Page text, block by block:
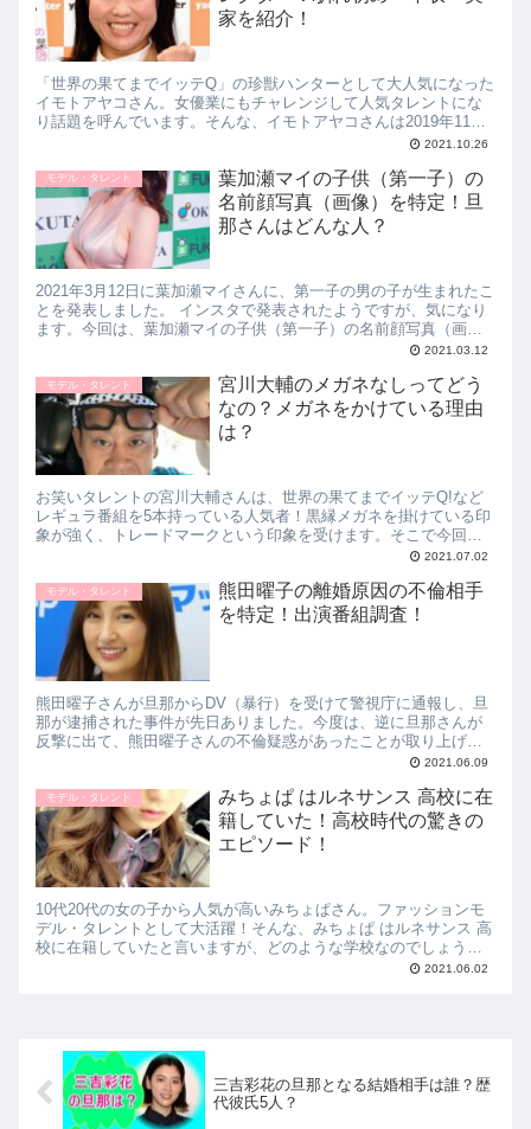
家を紹介！
「世界の果てまでイッテQ」の珍獣ハンターとして大人気になった
イモトアヤコさん。女優業にもチャレンジして人気タレントにな
り話題を呼んでいます。そんな、イモトアヤコさんは2019年11月
24日（当時33歳）に結婚しています。お相手、番組内のスタッフ
旦那は石崎ディレクター！馴れ初め・年収・実家を紹介！につい
てお伝えします。
2021.10.26
モデル・タレント
葉加瀬マイの子供（第一子）の
名前顔写真（画像）を特定！旦
那さんはどんな人？
2021年3月12日に葉加瀬マイさんに、第一子の男の子が生まれたこ
とを発表しました。 インスタで発表されたようですが、気になり
ます。今回は、葉加瀬マイの子供（第一子）の名前顔写真（画
像）を特定！旦那さんはどんな人？について紹介します。2021.03.12
モデル・タレント
宮川大輔のメガネなしってどう
なの？メガネをかけている理由
は？
お笑いタレントの宮川大輔さんは、世界の果てまでイッテQ!など
レギュラ番組を5本持っている人気者！黒縁メガネを掛けている印
象が強く、トレードマークという印象を受けます。そこで今回
は、宮川大輔のメガネなしってどうなの？メガネをかけている理
2021.07.02
モデル・タレント
熊田曜子の離婚原因の不倫相手
を特定！出演番組調査！
熊田曜子さんが旦那からDV（暴行）を受けて警視庁に通報し、旦
那が逮捕された事件が先日ありました。今度は、逆に旦那さんが
反撃に出て、熊田曜子さんの不倫疑惑があったことが取り上げら
れました。そこで今回は、熊田曜子の離婚原因の不倫相手を特
2021.06.09
モデル・タレント
みちょぱ はルネサンス 高校に在
籍していた！高校時代の驚きの
エピソード！
10代20代の女の子から人気が高いみちょぱさん。ファッションモ
デル・タレントとして大活躍！そんな、みちょぱ はルネサンス 高
校に在籍していたと言いますが、どのような学校なのでしょう
か？また、高校時代の驚きのエピソードをお伝えします。2021.06.02
三吉彩花の旦那となる結婚相手は誰？歴
代彼氏5人？